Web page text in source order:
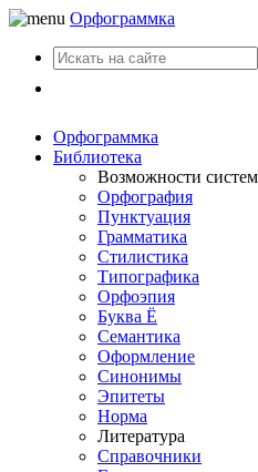
Орфограммка
Орфограммка
Библиотека
Возможности
Орфография
Пунктуация
Грамматика
Стилистика
Типографика
Орфоэпия
Буква Ё
Семантика
Оформление
Синонимы
Эпитеты
Норма
Литература
Справочники